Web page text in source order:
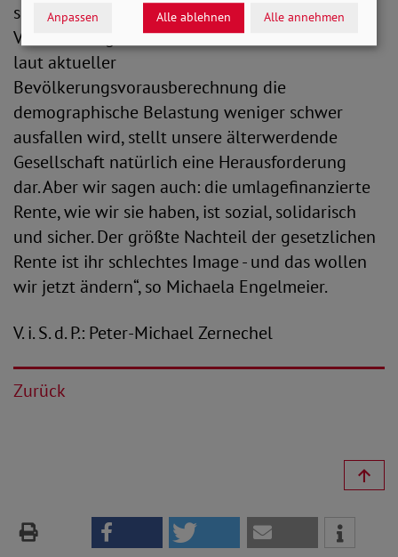
setzen uns auch aktiv für dringend notwendige
Verbesserungen und Reformen ein. Auch wenn
laut aktueller
Bevölkerungsvorausberechnung die
demographische Belastung weniger schwer
ausfallen wird, stellt unsere älterwerdende
Gesellschaft natürlich eine Herausforderung
dar. Aber wir sagen auch: die umlagefinanzierte
Rente, wie wir sie haben, ist sozial, solidarisch
und sicher. Der größte Nachteil der gesetzlichen
Rente ist ihr schlechtes Image - und das wollen
wir jetzt ändern“, so Michaela Engelmeier.
V. i. S. d. P.: Peter-Michael Zernechel
Zurück
Anpassen Alle ablehnen Alle annehmen